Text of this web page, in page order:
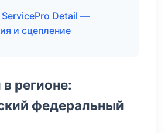
Detail —
и сцепление
регионе:
федеральный